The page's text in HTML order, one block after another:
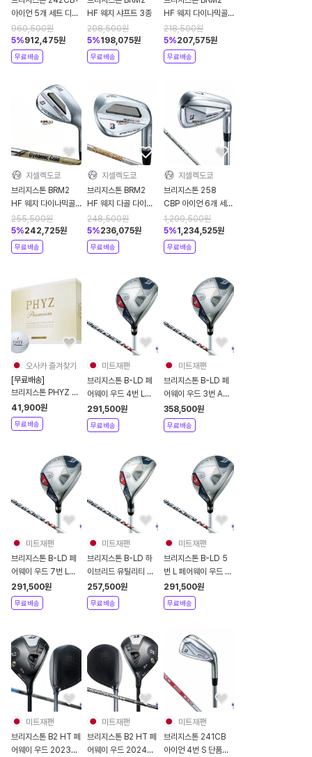
아이언 5개 세트 디아
마나 Thump iB7
960,500원
5%912,475원
무료배송
HF 웨지 샤프트 3종
208,500원
5%198,075원
무료배송
HF 웨지 다이나믹골
드 다골 2023년
218,500원
5%207,575원
무료배송
지셀렉도쿄
브리지스톤 BRM2
HF 웨지 다이나믹골
드 EX 투어 이슈
2023년
255,500원
5%242,725원
무료배송
지셀렉도쿄
브리지스톤 BRM2
HF 웨지 다골 다이나
믹골드 105 2023년
248,500원
5%236,075원
무료배송
지셀렉도쿄
브리지스톤 258
CBP 아이언 6개 세트
디아마나 iB65
2025년
1,299,500원
5%1,234,525원
무료배송
오사카 즐겨찾기
[무료배송]
브리지스톤 PHYZ 프
리미엄 볼 4피스 12개
입 세트 화이트 골드
41,900원
무료배송
미트재팬
브리지스톤 B-LD 페
어웨이 우드 4번 L
2024년 여성용
SPEEDER NX
291,500원
무료배송
미트재팬
브리지스톤 B-LD 페
어웨이 우드 3번 A
2024년 여성용 카본
샤프트
358,500원
무료배송
미트재팬
브리지스톤 B-LD 페
어웨이 우드 7번 L
2024년 여성용 카본
샤프트
291,500원
무료배송
미트재팬
브리지스톤 B-LD 하
이브리드 유틸리티 4
번 A 카본샤프트
2024년 여성용
257,500원
무료배송
미트재팬
브리지스톤 B-LD 5
번 L 페어웨이 우드 여
성용 2024년 카본샤
프트 SPEEDER NX
291,500원
무료배송
미트재팬
브리지스톤 B2 HT 페
어웨이 우드 2023년
미트재팬
브리지스톤 B2 HT 페
어웨이 우드 2024년
미트재팬
브리지스톤 241CB
아이언 4번 S 단품